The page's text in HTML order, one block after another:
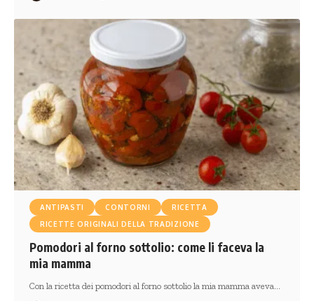
ANTIPASTI CONTORNI
RICETTA
RICETTE ORIGINALI DELLA TRADIZIONE
Pomodori al forno sottolio: come li faceva la
mia mamma
Con la ricetta dei pomodori al forno sottolio la mia mamma aveva…